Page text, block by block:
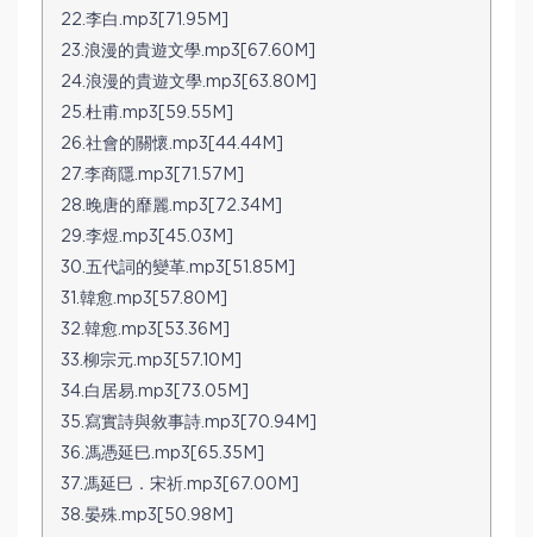
22.李白.mp3[71.95M]
23.浪漫的貴遊文學.mp3[67.60M]
24.浪漫的貴遊文學.mp3[63.80M]
25.杜甫.mp3[59.55M]
26.社會的關懷.mp3[44.44M]
27.李商隱.mp3[71.57M]
28.晚唐的靡麗.mp3[72.34M]
29.李煜.mp3[45.03M]
30.五代詞的變革.mp3[51.85M]
31.韓愈.mp3[57.80M]
32.韓愈.mp3[53.36M]
33.柳宗元.mp3[57.10M]
34.白居易.mp3[73.05M]
35.寫實詩與敘事詩.mp3[70.94M]
36.馮憑延巳.mp3[65.35M]
37.馮延巳．宋祈.mp3[67.00M]
38.晏殊.mp3[50.98M]